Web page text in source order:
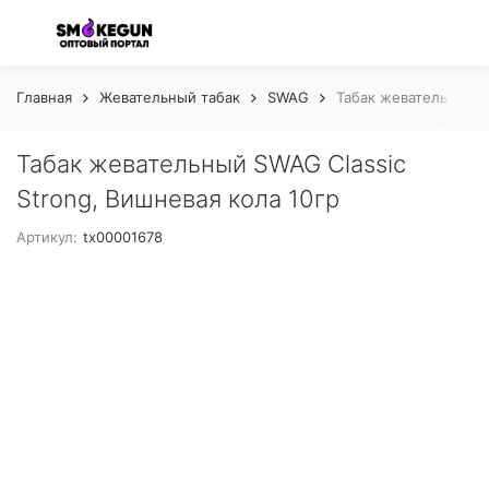
Главная Жевательный табак SWAG Табак жевательный
Табак жевательный SWAG Classic
Strong, Вишневая кола 10гр
Артикул: tx00001678